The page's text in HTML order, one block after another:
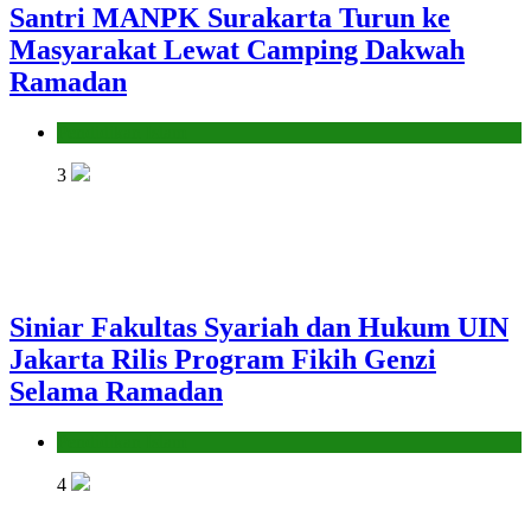
Santri MANPK Surakarta Turun ke
Masyarakat Lewat Camping Dakwah
Ramadan
3
Siniar Fakultas Syariah dan Hukum UIN
Jakarta Rilis Program Fikih Genzi
Selama Ramadan
4